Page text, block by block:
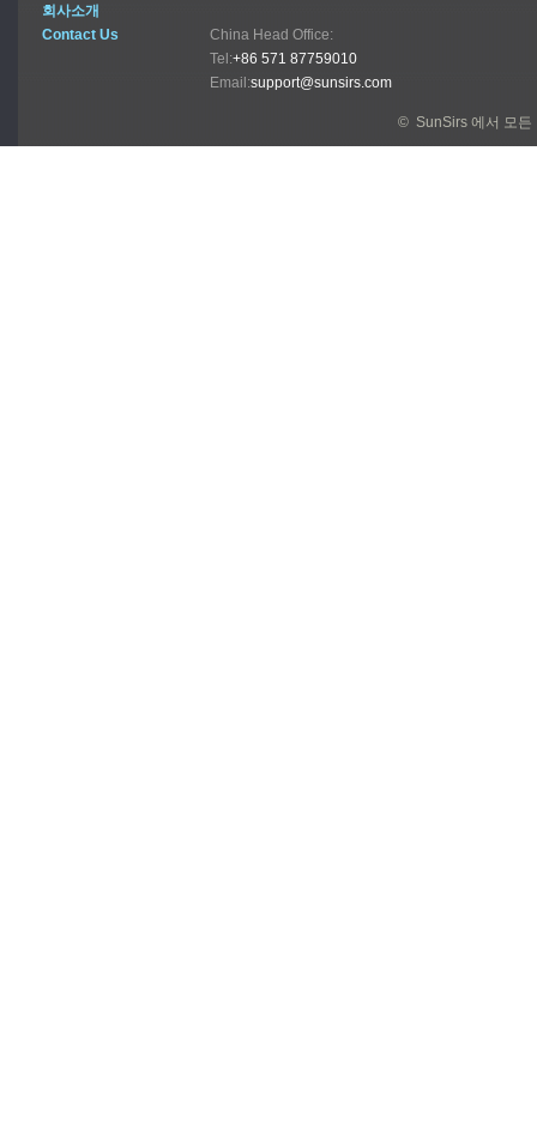
회사소개
Contact Us
China Head Office:
Tel:+86 571 87759010
Email:support@sunsirs.com
© SunSirs 에서 모